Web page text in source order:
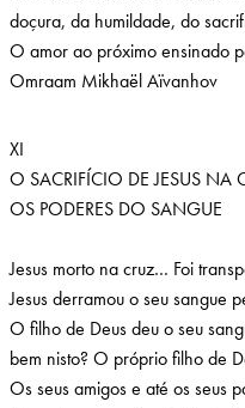
doçura, da humildade, do
O amor ao próximo ensinado
Omraam Mikhaël Aïvanhov
XI
O SACRIFÍCIO DE JESUS NA
OS PODERES DO SANGUE
Jesus morto na cruz… Foi
Jesus derramou o seu sangue
O filho de Deus deu o seu
bem nisto? O próprio filho de
Os seus amigos e até os seus